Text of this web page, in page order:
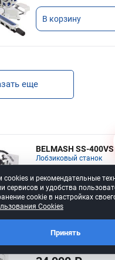
В корзину
еще
BELMASH SS-400VS
Лобзиковый станок
13 190 ₽
В корзину
Станок лобзиковый
530VSP
cookies и рекомендательные
сервисов и удобства
cookie в настройках
Cookies
Принять